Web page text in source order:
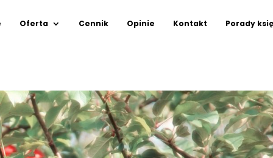
Oferta Cennik Opinie Kontakt Porady